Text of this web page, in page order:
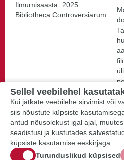
Ilmumisaasta: 2025
Bibliotheca Controversiarum
Sellel veebilehel
Kui jätkate veebilehe sirvimist või
siis nõustute küpsiste
antud nõusolekust igal ajal,
seadistusi ja kustutades
küpsiste kasutamise eeskirjaga.
Turunduslikud küpsised